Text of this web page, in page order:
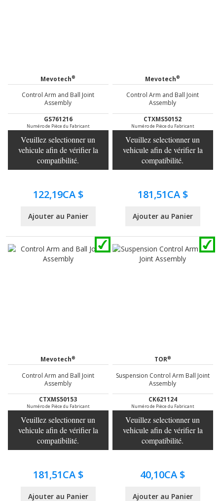
Mevotech®
Control Arm and Ball Joint
Assembly
GS761216
Numéro de Pièce du Fabricant
Veuillez selectionner un
vehicule afin de vérifier la
compatibilité.
122,19CA $
Ajouter au Panier
Mevotech®
Control Arm and Ball Joint
Assembly
CTXMS50152
Numéro de Pièce du Fabricant
Veuillez selectionner un
vehicule afin de vérifier la
compatibilité.
181,51CA $
Ajouter au Panier
Mevotech®
Control Arm and Ball Joint
Assembly
CTXMS50153
Numéro de Pièce du Fabricant
Veuillez selectionner un
vehicule afin de vérifier la
compatibilité.
181,51CA $
Ajouter au Panier
TOR®
Suspension Control Arm Ball Joint
Assembly
CK621124
Numéro de Pièce du Fabricant
Veuillez selectionner un
vehicule afin de vérifier la
compatibilité.
40,10CA $
Ajouter au Panier